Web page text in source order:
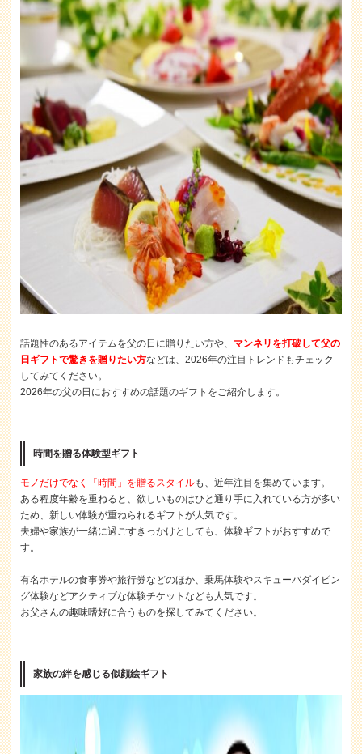
話題性のあるアイテムを父の日に贈りたい方や、 マンネリを打破して父の
日ギフトで驚きを贈りたい方などは、2026年の注目トレンドもチェック
してみてください。
2026年の父の日におすすめの話題のギフトをご紹介します。
時間を贈る体験型ギフト
モノだけでなく「時間」を贈るスタイルも、近年注目を集めています。
ある程度年齢を重ねると、欲しいものはひと通り手に入れている方が多い
ため、新しい体験が重ねられるギフトが人気です。
夫婦や家族が一緒に過ごすきっかけとしても、体験ギフトがおすすめで
す。
有名ホテルの食事券や旅行券などのほか、乗馬体験やスキューバダイビン
グ体験などアクティブな体験チケットなども人気です。
お父さんの趣味嗜好に合うものを探してみてください。
家族の絆を感じる似顔絵ギフト